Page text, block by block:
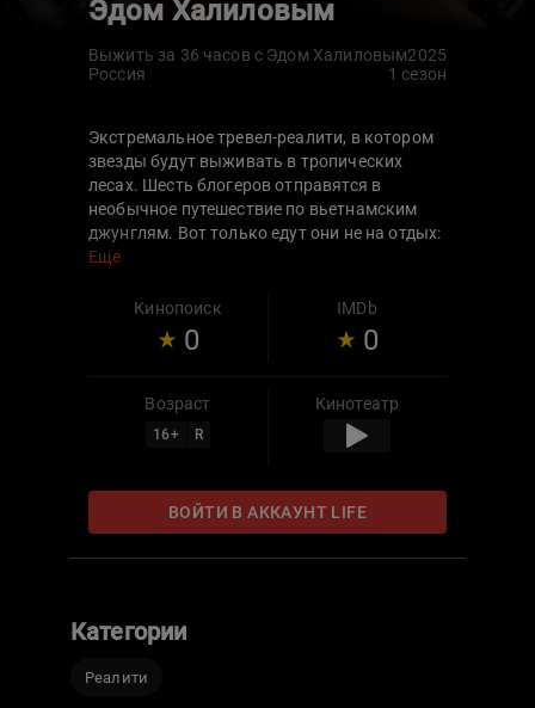
Эдом Халиловым
Выжить за 36 часов с Эдом Халиловым2025
Россия
1 сезон
Экстремальное тревел-реалити, в котором
звезды будут выживать в тропических
лесах. Шесть блогеров отправятся в
необычное путешествие по вьетнамским
джунглям. Вот только едут они не на отдых:
за 36 часов, без воды, еды и убежища, им
земель в цивилизацию. А помогать с этим
будет опытный выживальщик Эд Халилов.
Еще
Кинопоиск
0
IMDb
0
Возраст
16+ R
Кинотеатр
ВОЙТИ В АККАУНТ LIFE
Категории
Реалити